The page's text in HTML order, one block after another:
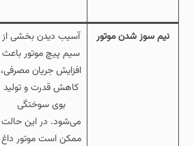
نیم‌ سوز شدن موتور
آسیب دیدن بخشی از
سیم‌ پیچ موتور باعث
افزایش جریان مصرفی،
کاهش قدرت و تولید
بوی سوختگی
می‌شود. در این حالت
ممکن است موتور داغ